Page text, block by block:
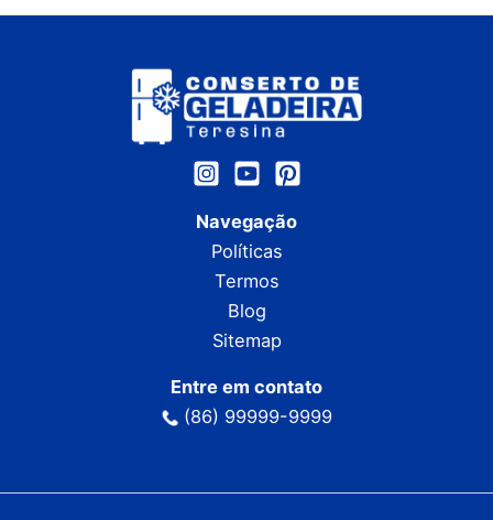
Navegação
Políticas
Termos
Blog
Sitemap
Entre em contato
(86) 99999-9999